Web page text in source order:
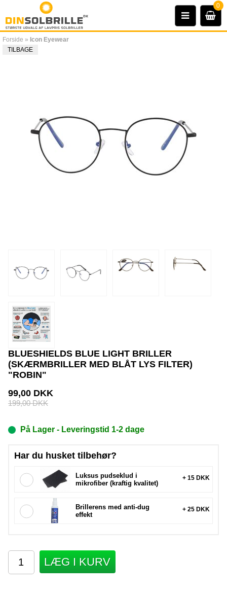
0
Forside » Icon Eyewear
TILBAGE
BLUESHIELDS BLUE LIGHT BRILLER
(SKÆRMBRILLER MED BLÅT LYS FILTER)
"ROBIN"
99,00DKK
199,00DKK
På Lager - Leveringstid 1-2 dage
Har du husket tilbehør?
Luksus pudseklud i
mikrofiber (kraftig kvalitet)
+ 15 DKK
Brillerens med anti-dug
effekt
+ 25 DKK
LÆG I KURV